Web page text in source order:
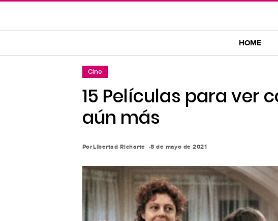
contenido
HOME
Cine
15 Películas para ver
aún más
PorLibertad Richarte 8 de mayo de 2021